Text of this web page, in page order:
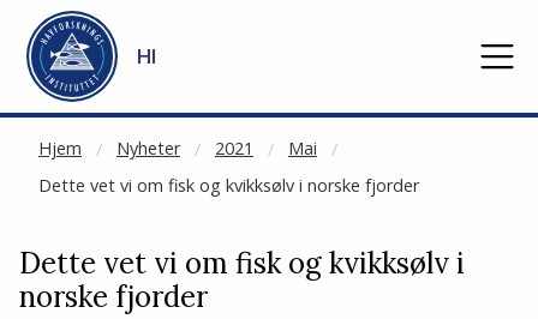
Gå til hovedinnhold
HI
Hjem Nyheter 2021
Mai
Dette vet vi om fisk og kvikksølv i norske fjorder
NOT CACHED
Dette vet vi om fisk og kvikksølv i
norske fjorder